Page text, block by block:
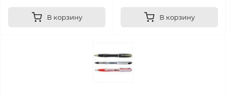
В корзину В корзину